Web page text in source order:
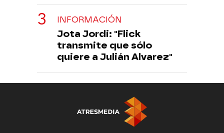
INFORMACIÓN
Jota Jordi: "Flick
transmite que sólo
quiere a Julián Alvarez"